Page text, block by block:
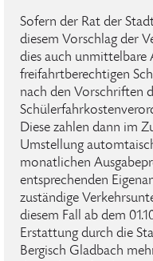
Sofern der Rat der
diesem Vorschlag der
dies auch unmittelbare
freifahrtberechtigen
nach den Vorschriften
Diese zahlen dann im
Umstellung
monatlichen
entsprechenden
zuständige
diesem Fall ab dem
Erstattung durch die
Bergisch Gladbach